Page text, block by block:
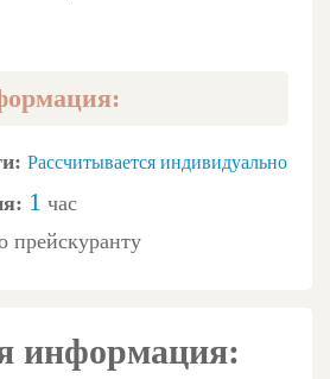
Рассчитывается индивидуально
1 час
прейскуранту
информация: